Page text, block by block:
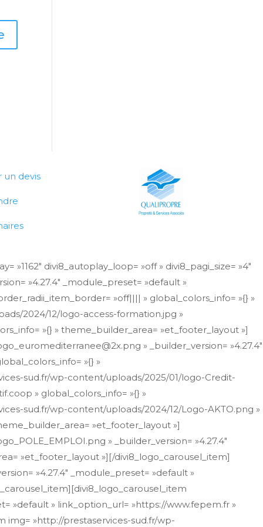
un devis
»1162″ divi8_autoplay_loop= »off » divi8_pagi_size= »4″
»4.27.4″ _module_preset= »default »
»off|||| » global_colors_info= »{} »
2024/12/logo-access-formation.jpg »
»{} » theme_builder_area= »et_footer_layout »]
» _builder_version= »4.27.4″
»{} »
sud.fr/wp-content/uploads/2025/01/logo-Credit-
» global_colors_info= »{} »
sud.fr/wp-content/uploads/2024/12/Logo-AKTO.png »
»et_footer_layout »]
» _builder_version= »4.27.4″
»et_footer_layout »][/divi8_logo_carousel_item]
»4.27.4″ _module_preset= »default »
»default » link_option_url= »https://www.fepem.fr »
img= »http://prestaservices-sud.fr/wp-